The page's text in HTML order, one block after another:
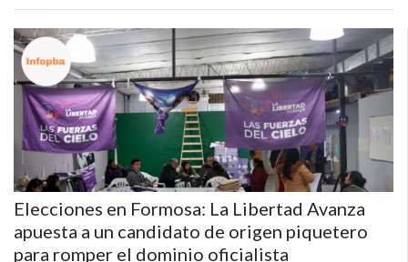
Elecciones en Formosa: La Libertad Avanza
apuesta a un candidato de origen piquetero
para romper el dominio oficialista